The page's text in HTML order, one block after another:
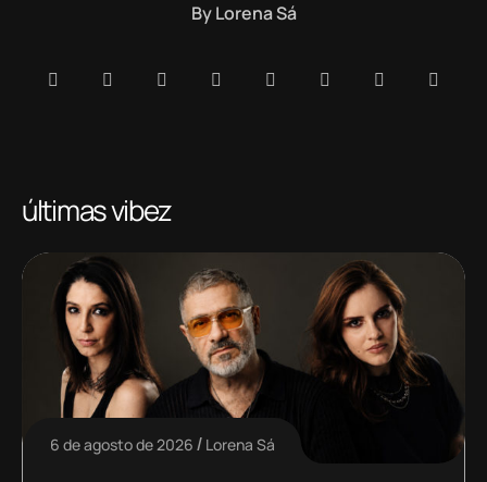
ByLorena Sá
últimas vibez
6 de agosto de 2026 Lorena Sá